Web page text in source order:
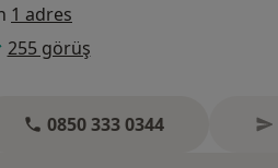
1 adres
255 görüş
0850 333 0344